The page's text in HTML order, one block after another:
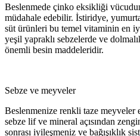
Beslenmede çinko eksikliği
müdahale edebilir. İstiridye,
süt ürünleri bu temel vitaminin en iyi
yeşil yapraklı sebzelerde ve
önemli besin maddeleridir.
Sebze ve meyveler
Beslenmenize renkli taze meyveler
sebze lif ve mineral açısından
sonrası iyileşmeniz ve bağışıklık